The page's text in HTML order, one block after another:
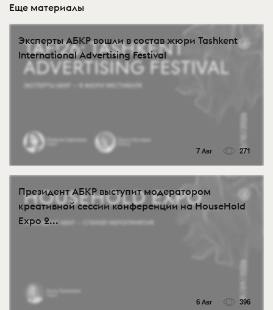
Еще материалы
Эксперты АБКР вошли в состав жюри Tashkent
International Advertising Festival
7 Авг 271
Президент АБКР выступит модератором
креативной сессии конференции на HouseHold
Expo 2...
6 Авг 396